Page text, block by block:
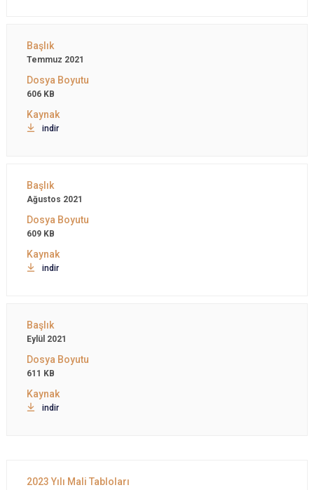
Temmuz 2021
606 KB
indir
Ağustos 2021
609 KB
indir
Eylül 2021
611 KB
indir